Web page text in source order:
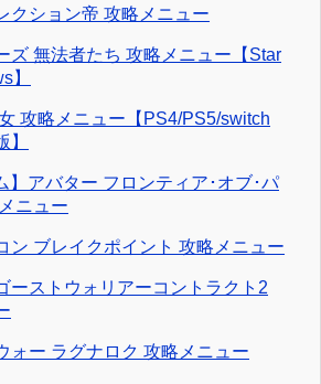
クション帝 攻略メニュー
ズ 無法者たち 攻略メニュー【Star
】
攻略メニュー【PS4/PS5/switch
】
】アバター フロンティア･オブ･パ
ニュー
ン ブレイクポイント 攻略メニュー
ーストウォリアーコントラクト2
ォー ラグナロク 攻略メニュー